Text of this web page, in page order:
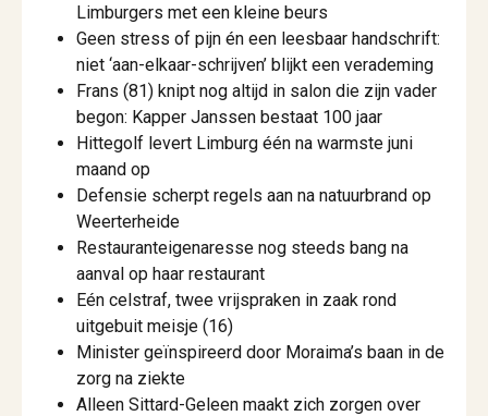
Limburgers met een kleine beurs
Geen stress of pijn én een leesbaar handschrift:
niet ‘aan-elkaar-schrijven’ blijkt een verademing
Frans (81) knipt nog altijd in salon die zijn vader
begon: Kapper Janssen bestaat 100 jaar
Hittegolf levert Limburg één na warmste juni
maand op
Defensie scherpt regels aan na natuurbrand op
Weerterheide
Restauranteigenaresse nog steeds bang na
aanval op haar restaurant
Eén celstraf, twee vrijspraken in zaak rond
uitgebuit meisje (16)
Minister geïnspireerd door Moraima’s baan in de
zorg na ziekte
Alleen Sittard-Geleen maakt zich zorgen over